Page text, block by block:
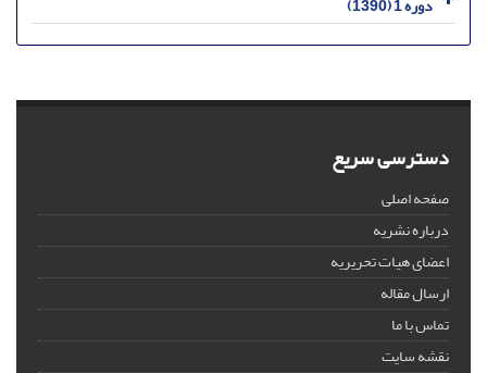
دوره 1 (1390)
دسترسی سریع
صفحه اصلی
درباره نشریه
اعضای هیات تحریریه
ارسال مقاله
تماس با ما
نقشه سایت